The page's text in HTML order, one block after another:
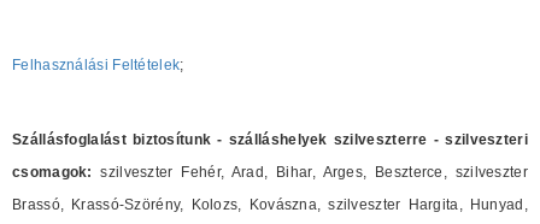
Felhasználási Feltételek;
Szállásfoglalást biztosítunk - szálláshelyek szilveszterre - szilveszteri
csomagok: szilveszter Fehér, Arad, Bihar, Arges, Beszterce, szilveszter
Brassó, Krassó-Szörény, Kolozs, Kovászna, szilveszter Hargita, Hunyad,